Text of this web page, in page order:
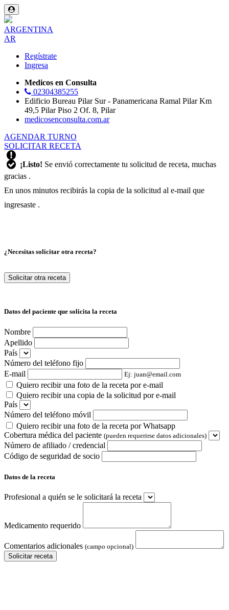
ARGENTINA
AR
Regístrate
Ingresa
Medicos en Consulta
02304385255
Edificio Bureau Pilar Sur - Panamericana Ramal Pilar Km
49,5 Pilar Piso 2 Of. 8, Pilar
medicosenconsulta.com.ar
AGENDAR TURNO
SOLICITAR RECETA
¡Listo! Se envió correctamente tu solicitud de receta, muchas
gracias .
En unos minutos recibirás la copia de la solicitud al e-mail que
ingresaste .
¿Necesitas solicitar otra receta?
Solicitar otra receta
Datos del paciente que solicita la receta
Nombre
Apellido
País
Número del teléfono fijo
E-mail
Ej: juan@email.com
Quiero recibir una foto de la receta por e-mail
Quiero recibir una copia de la solicitud por e-mail
País
Número del teléfono móvil
Quiero recibir una foto de la receta por Whatsapp
Cobertura médica del paciente (pueden requerirse datos adicionales)
Número de afiliado / credencial
Código de seguridad de socio
Datos de la receta
Profesional a quién se le solicitará la receta
Medicamento requerido
Comentarios adicionales (campo opcional)
Solicitar receta